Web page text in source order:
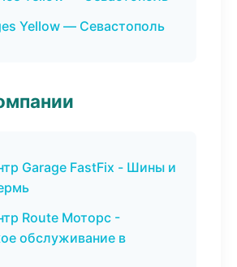
Yellow — Севастополь
Garage FastFix - Шины и
Route Моторс -
обслуживание в